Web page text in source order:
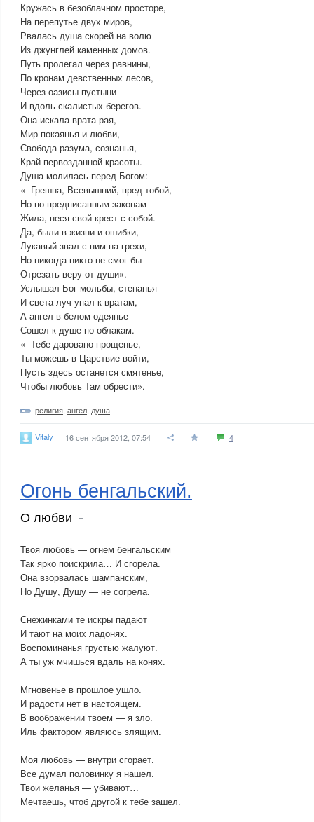
Кружась в безоблачном просторе,
На перепутье двух миров,
Рвалась душа скорей на волю
Из джунглей каменных домов.
Путь пролегал через равнины,
По кронам девственных лесов,
Через оазисы пустыни
И вдоль скалистых берегов.
Она искала врата рая,
Мир покаянья и любви,
Свобода разума, сознанья,
Край первозданной красоты.
Душа молилась перед Богом:
«- Грешна, Всевышний, пред тобой,
Но по предписанным законам
Жила, неся свой крест с собой.
Да, были в жизни и ошибки,
Лукавый звал с ним на грехи,
Но никогда никто не смог бы
Отрезать веру от души».
Услышал Бог мольбы, стенанья
И света луч упал к вратам,
А ангел в белом одеянье
Сошел к душе по облакам.
«- Тебе даровано прощенье,
Ты можешь в Царствие войти,
Пусть здесь останется смятенье,
Чтобы любовь Там обрести».
религия ангел душа
Vitaly 16 сентября 2012, 07:54 4
Огонь бенгальский.
О любви
Твоя любовь — огнем бенгальским
Так ярко поискрила… И сгорела.
Она взорвалась шампанским,
Но Душу, Душу — не согрела.
Снежинками те искры падают
И тают на моих ладонях.
Воспоминанья грустью жалуют.
А ты уж мчишься вдаль на конях.
Мгновенье в прошлое ушло.
И радости нет в настоящем.
В воображении твоем — я зло.
Иль фактором являюсь злящим.
Моя любовь — внутри сгорает.
Все думал половинку я нашел.
Твои желанья — убивают…
Мечтаешь, чтоб другой к тебе зашел.